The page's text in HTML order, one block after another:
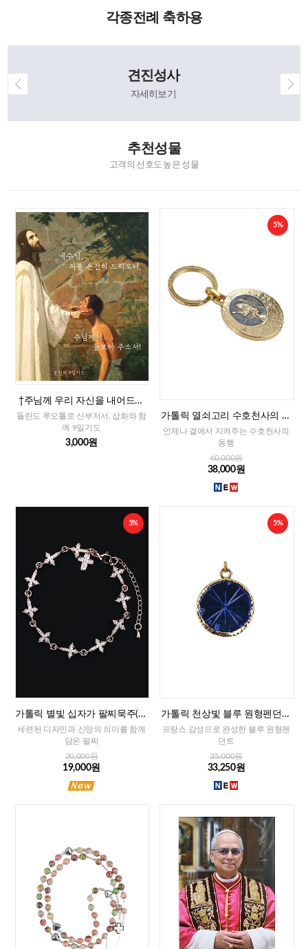
각종전례 축하용
견진성사
자세히보기
추천성물
고객의 선호도 높은 성물
†주님께 우리 자신을 내어드리
는 9일기도
돌린도 루오톨로 신부저서, 삽화와 함
께 9일기도
3,000원
5%
가톨릭 열쇠고리 수호천사의 축
복(프랑스)
언제나 곁에서 지켜주는 수호천사의
동행
40,000원
38,000원
5%
가톨릭 별빛 십자가 팔찌묵주(로
즈골드)
세련된 디자인과 신앙의 의미를 함께
담은 팔찌
20,000원
19,000원
5%
가톨릭 천상빛 블루 원형펜던트
(프랑스)
프랑스 감성으로 완성한 블루 원형펜
던트
35,000원
33,250원